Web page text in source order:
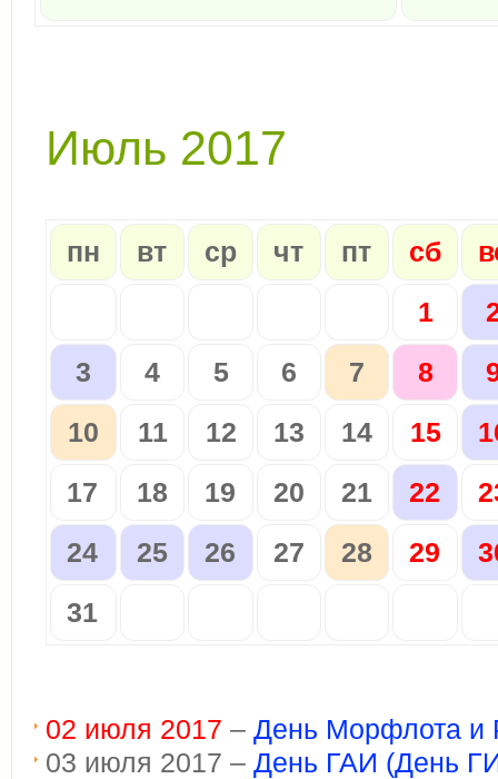
Июль 2017
пн вт ср чт пт сб
1
3
4 5 6 7 8
10
11 12 13 14 15
17
18 19 20 21 22
24
25 26 27 28 29
31
02 июля 2017 – День Морфлота и
03 июля 2017 – День ГАИ (День